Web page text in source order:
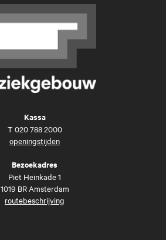
Kassa
T 020 788 2000
openingstijden
Bezoekadres
Piet Heinkade 1
1019 BR Amsterdam
routebeschrijving